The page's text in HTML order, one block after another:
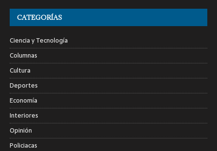
CATEGORÍAS
Ciencia y Tecnología
Columnas
Cultura
Deportes
Economía
Interiores
Opinión
Policiacas